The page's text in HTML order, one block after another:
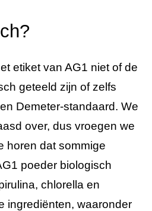
etiket van AG1 niet of de
geteeld zijn of zelfs
Demeter-standaard. We
over, dus vroegen we
horen dat sommige
poeder biologisch
chlorella en
ingrediënten, waaronder